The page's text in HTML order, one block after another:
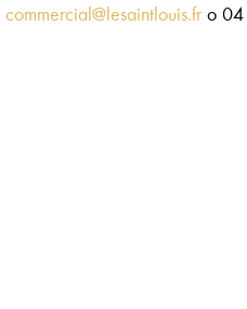
commercial@lesaintlouis.fr o